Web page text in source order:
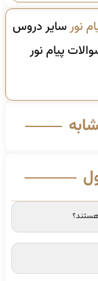
نورسایر دروس
پیام نور
هستند؟